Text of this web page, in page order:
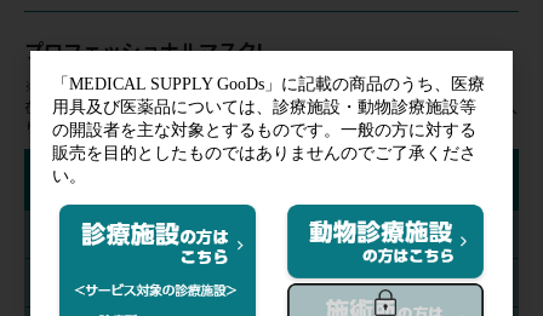
プロフェッショナルマスクI
※在庫状況表示はあくまでも目安となります。
在庫切れの場合はお時間を頂く場合がございます。ご購入ならびにお気に入
りの登録にはログインが必要です。
カラー